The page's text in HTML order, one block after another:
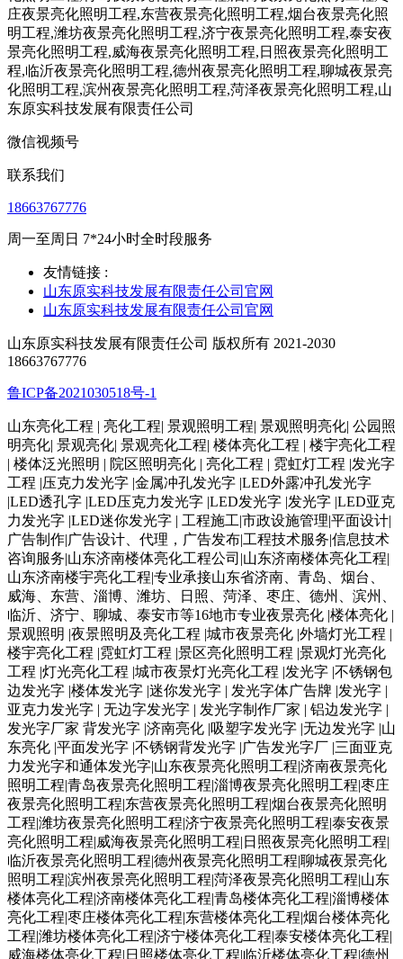
微信视频号
联系我们
18663767776
周一至周日 7*24小时全时段服务
友情链接 :
山东原实科技发展有限责任公司官网
山东原实科技发展有限责任公司官网
山东原实科技发展有限责任公司 版权所有 2021-2030
18663767776
鲁ICP备2021030518号-1
山东亮化工程 | 亮化工程| 景观照明工程| 景观照明亮化| 公园照
明亮化| 景观亮化| 景观亮化工程| 楼体亮化工程 | 楼宇亮化工程
| 楼体泛光照明 | 院区照明亮化 | 亮化工程 | 霓虹灯工程 |发光字
工程 |压克力发光字 |金属冲孔发光字 |LED外露冲孔发光字
|LED透孔字 |LED压克力发光字 |LED发光字 |发光字 |LED亚克
力发光字 |LED迷你发光字 | 工程施工|市政设施管理|平面设计|
广告制作|广告设计、代理，广告发布|工程技术服务|信息技术
咨询服务|山东济南楼体亮化工程公司|山东济南楼体亮化工程|
山东济南楼宇亮化工程|专业承接山东省济南、青岛、烟台、
威海、东营、淄博、潍坊、日照、菏泽、枣庄、德州、滨州、
临沂、济宁、聊城、泰安市等16地市专业夜景亮化 |楼体亮化 |
景观照明 |夜景照明及亮化工程 |城市夜景亮化 |外墙灯光工程 |
楼宇亮化工程 |霓虹灯工程 |景区亮化照明工程 |景观灯光亮化
工程 |灯光亮化工程 |城市夜景灯光亮化工程 |发光字 |不锈钢包
边发光字 |楼体发光字 |迷你发光字 | 发光字体广告牌 |发光字 |
亚克力发光字 | 无边字发光字 | 发光字制作厂家 | 铝边发光字 |
发光字厂家 背发光字 |济南亮化 |吸塑字发光字 |无边发光字 |山
东亮化 |平面发光字 |不锈钢背发光字 |广告发光字厂 |三面亚克
力发光字和通体发光字|山东夜景亮化照明工程|济南夜景亮化
照明工程|青岛夜景亮化照明工程|淄博夜景亮化照明工程|枣庄
夜景亮化照明工程|东营夜景亮化照明工程|烟台夜景亮化照明
工程|潍坊夜景亮化照明工程|济宁夜景亮化照明工程|泰安夜景
亮化照明工程|威海夜景亮化照明工程|日照夜景亮化照明工程|
临沂夜景亮化照明工程|德州夜景亮化照明工程|聊城夜景亮化
照明工程|滨州夜景亮化照明工程|菏泽夜景亮化照明工程|山东
楼体亮化工程|济南楼体亮化工程|青岛楼体亮化工程|淄博楼体
亮化工程|枣庄楼体亮化工程|东营楼体亮化工程|烟台楼体亮化
工程|潍坊楼体亮化工程|济宁楼体亮化工程|泰安楼体亮化工程|
威海楼体亮化工程|日照楼体亮化工程|临沂楼体亮化工程|德州